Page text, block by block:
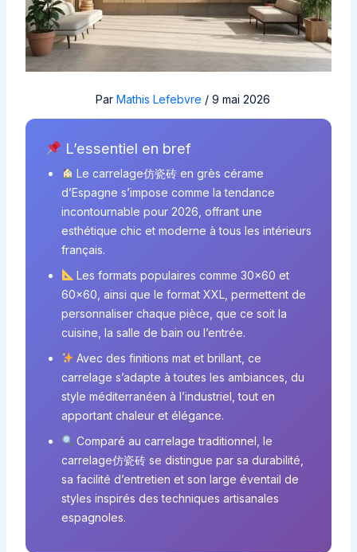
Par Mathis Lefebvre / 9 mai 2026
L’essentiel en bref
Le carrelage仿瓷砖 en grès cérame
d’Espagne s’impose comme la tendance
incontournable pour 2026, offrant une
esthétique chic et moderne à tous les intérieurs
français.
Les formats populaires comme 30×60 et
60×60, ainsi que le format XXL, permettent de
personnaliser chaque pièce, que ce soit la
cuisine, la salle de bain ou l’entrée.
Avec des finitions mat et brillant, ce
carrelage s’adapte à toutes les ambiances, du
style méditerranéen à l’industriel, tout en
apportant chaleur et élégance.
Comparé au carrelage traditionnel, le
carrelage仿瓷砖 se distingue par sa durabilité,
sa facilité d’entretien et son large éventail de
styles inspirés des techniques artisanales
espagnoles.